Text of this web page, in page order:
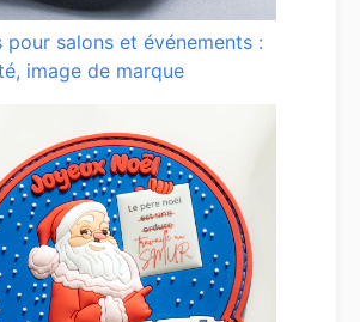
pour salons et événements :
image de marque